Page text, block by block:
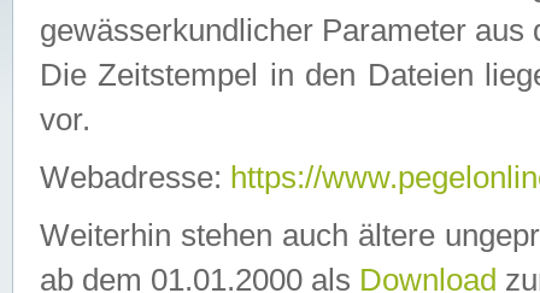
gewässerkundlicher Parameter aus
Die Zeitstempel in den Dateien
vor.
Webadresse: https://
Weiterhin stehen auch ältere
ab dem 01.01.2000 als Download